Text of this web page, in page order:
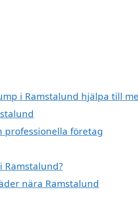
i Ramstalund hjälpa till
företag
nära Ramstalund